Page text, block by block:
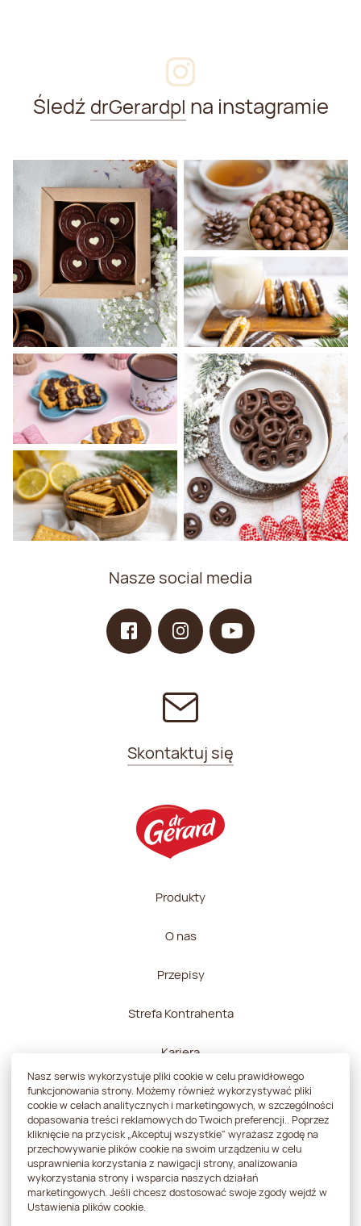
Śledź drGerardpl na instagramie
Nasze social media
Skontaktuj się
Produkty
O nas
Przepisy
Strefa Kontrahenta
Kariera
Kontakt
Polityka prywatności
Strategia podatkowa
Nasz serwis wykorzystuje pliki cookie w celu prawidłowego
funkcjonowania strony. Możemy również wykorzystywać pliki
cookie w celach analitycznych i marketingowych, w szczególności
dopasowania treści reklamowych do Twoich preferencji.. Poprzez
kliknięcie na przycisk „Akceptuj wszystkie" wyrażasz zgodę na
przechowywanie plików cookie na swoim urządzeniu w celu
usprawnienia korzystania z nawigacji strony, analizowania
wykorzystania strony i wsparcia naszych działań
marketingowych. Jeśli chcesz dostosować swoje zgody wejdź w
Ustawienia plików cookie.